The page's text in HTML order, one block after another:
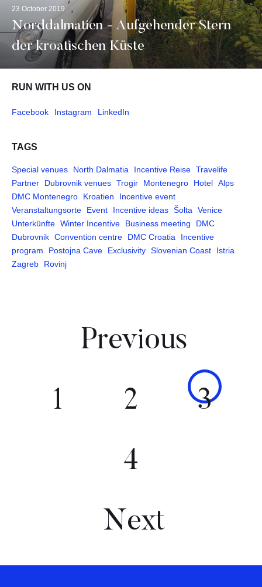
23 October 2019
Norddalmatien - Aufgehender Stern
der kroatischen Küste
RUN WITH US ON
Facebook Instagram LinkedIn
TAGS
Special venues North Dalmatia Incentive Reise Travelife
Partner
Dubrovnik venues Trogir Montenegro Hotel Alps
DMC Montenegro
Kroatien
Incentive event
Veranstaltungsorte
Event Incentive ideas Šolta
Venice
Unterkünfte Winter Incentive Business meeting
DMC
Dubrovnik Convention centre DMC Croatia
Incentive
program
Postojna Cave Exclusivity Slovenian Coast
Istria
Zagreb
Rovinj
Previous
1 2 3
4
Next